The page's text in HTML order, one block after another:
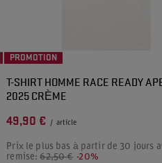
PROMOTION
T-SHIRT HOMME RACE READY
2025 CRÈME
49,90 € / article
Prix le plus bas à partir de 30 jours
remise:62,50 € -20%